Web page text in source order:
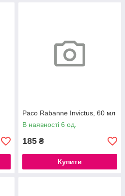
Paco Rabanne Invictus, 60 мл
В наявності 6 од.
185 ₴
Купити